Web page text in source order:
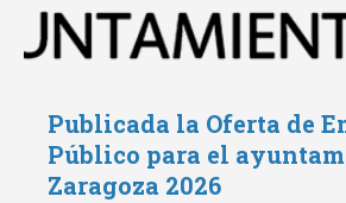
Publicada la Oferta de
Público para el
Zaragoza 2026